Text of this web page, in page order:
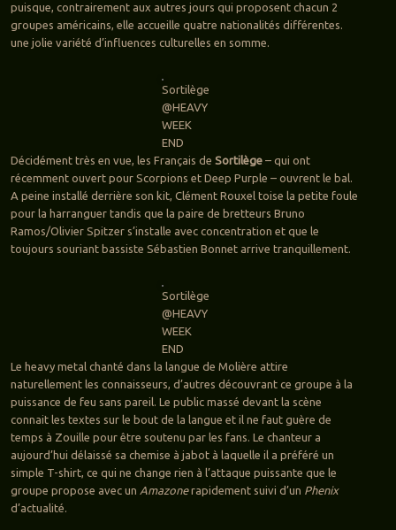
puisque, contrairement aux autres jours qui proposent chacun 2
groupes américains, elle accueille quatre nationalités différentes.
une jolie variété d’influences culturelles en somme.
Sortilège
@HEAVY
WEEK
END
Décidément très en vue, les Français de Sortilège – qui ont
récemment ouvert pour Scorpions et Deep Purple – ouvrent le bal.
A peine installé derrière son kit, Clément Rouxel toise la petite foule
pour la harranguer tandis que la paire de bretteurs Bruno
Ramos/Olivier Spitzer s’installe avec concentration et que le
toujours souriant bassiste Sébastien Bonnet arrive tranquillement.
Sortilège
@HEAVY
WEEK
END
Le heavy metal chanté dans la langue de Molière attire
naturellement les connaisseurs, d’autres découvrant ce groupe à la
puissance de feu sans pareil. Le public massé devant la scène
connait les textes sur le bout de la langue et il ne faut guère de
temps à Zouille pour être soutenu par les fans. Le chanteur a
aujourd’hui délaissé sa chemise à jabot à laquelle il a préféré un
simple T-shirt, ce qui ne change rien à l’attaque puissante que le
groupe propose avec un Amazonerapidement suivi d’un Phenix
d’actualité.